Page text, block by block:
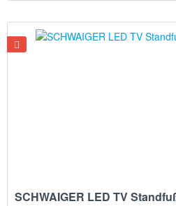
SCHWAIGER LED TV